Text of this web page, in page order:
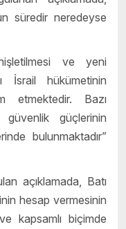
süredir neredeyse
ve yeni
İsrail hükümetinin
etmektedir. Bazı
güvenlik güçlerinin
bulunmaktadır”
açıklamada, Batı
hesap vermesinin
kapsamlı biçimde